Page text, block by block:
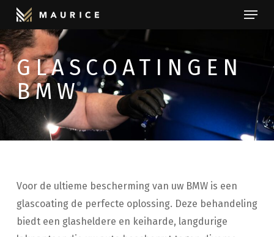
Skip
main
content
Menu
GLASCOATINGEN
BMW
Voor de ultieme bescherming van uw BMW is een
glascoating de perfecte oplossing. Deze behandeling
biedt een glasheldere en keiharde, langdurige